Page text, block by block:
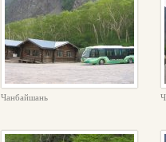
Чанбайшань